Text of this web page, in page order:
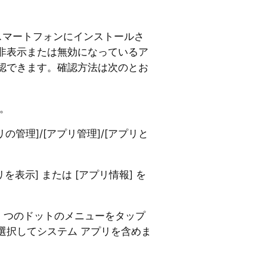
ートフォンにインストールさ
表示または無効になっているア
できます。確認方法は次のとお
管理]/[アプリ管理]/[アプリと
表示] または [アプリ情報] を
のドットのメニューをタップ
択してシステム アプリを含めま